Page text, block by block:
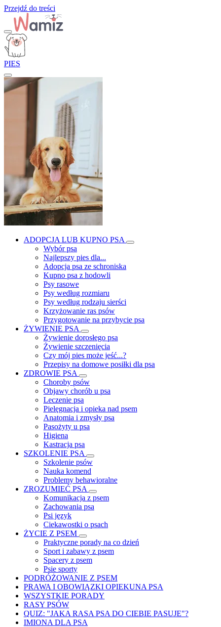
Przejdź do treści
PIES
ADOPCJA LUB KUPNO PSA
Wybór psa
Najlepszy pies dla...
Adopcja psa ze schroniska
Kupno psa z hodowli
Psy rasowe
Psy według rozmiaru
Psy według rodzaju sierści
Krzyżowanie ras psów
Przygotowanie na przybycie psa
ŻYWIENIE PSA
Żywienie dorosłego psa
Żywienie szczenięcia
Czy mój pies może jeść...?
Przepisy na domowe posiłki dla psa
ZDROWIE PSA
Choroby psów
Objawy chorób u psa
Leczenie psa
Pielęgnacja i opieka nad psem
Anatomia i zmysły psa
Pasożyty u psa
Higiena
Kastracja psa
SZKOLENIE PSA
Szkolenie psów
Nauka komend
Problemy behawioralne
ZROZUMIEĆ PSA
Komunikacja z psem
Zachowania psa
Psi język
Ciekawostki o psach
ŻYCIE Z PSEM
Praktyczne porady na co dzień
Sport i zabawy z psem
Spacery z psem
Psie sporty
PODRÓŻOWANIE Z PSEM
PRAWA I OBOWIĄZKI OPIEKUNA PSA
WSZYSTKIE PORADY
RASY PSÓW
QUIZ: "JAKA RASA PSA DO CIEBIE PASUJE"?
IMIONA DLA PSA